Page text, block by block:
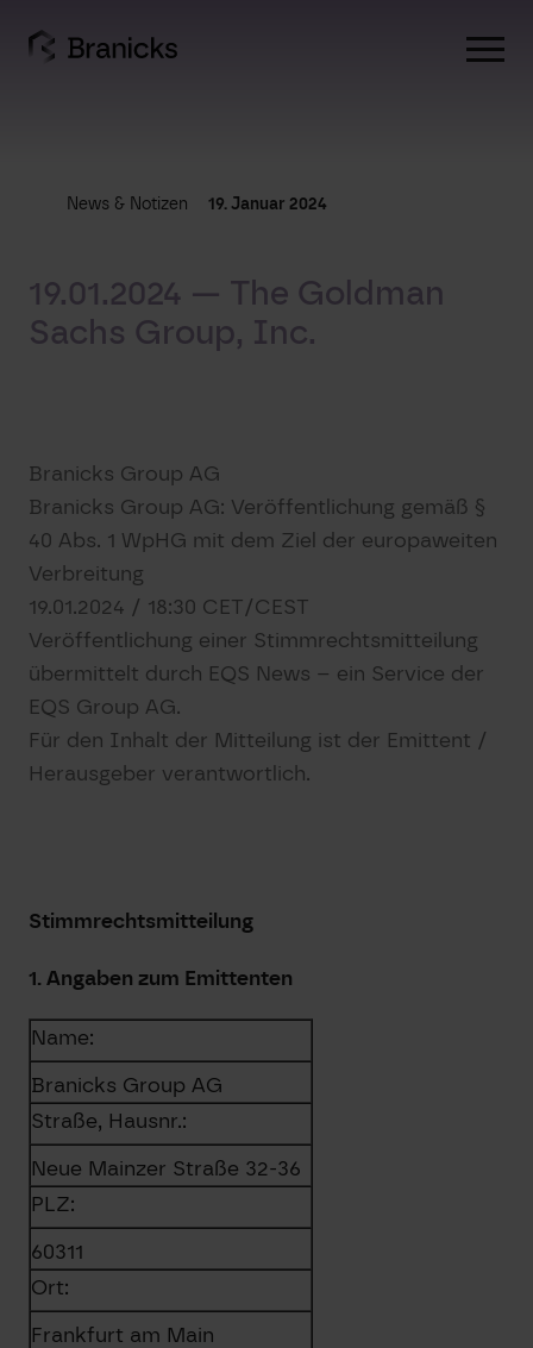
content
News & Notizen 19. Januar 2024
19.01.2024 — The Goldman
Sachs Group, Inc.
Branicks Group AG
Branicks Group AG: Veröffentlichung gemäß §
40 Abs. 1 WpHG mit dem Ziel der europaweiten
Verbreitung
19.01.2024 / 18:30 CET/CEST
Veröffentlichung einer Stimmrechtsmitteilung
übermittelt durch EQS News – ein Service der
EQS Group AG.
Für den Inhalt der Mitteilung ist der Emittent /
Herausgeber verantwortlich.
Stimmrechtsmitteilung
1. Angaben zum Emittenten
Name:
Branicks Group AG
Straße, Hausnr.:
Neue Mainzer Straße 32-36
PLZ:
60311
Ort:
Frankfurt am Main